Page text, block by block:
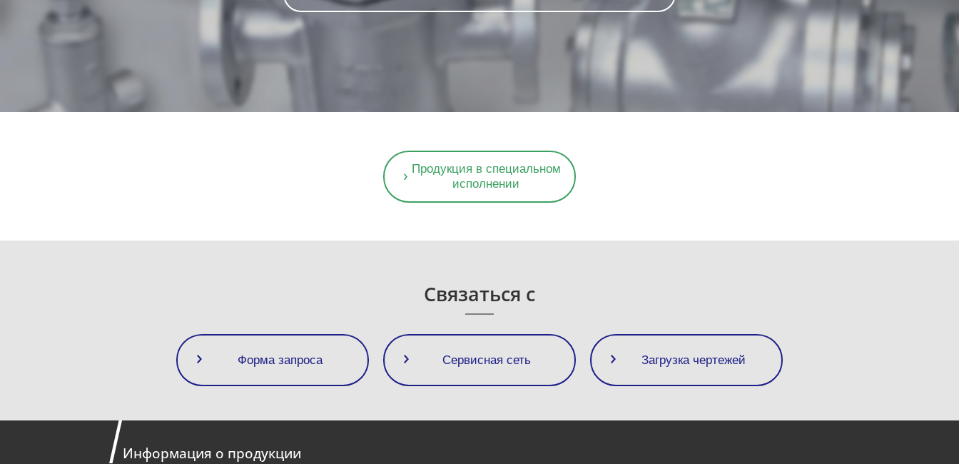
Продукция в специальном
исполнении
Связаться с
Форма запроса Сервисная сеть Загрузка чертежей
Информация о продукции